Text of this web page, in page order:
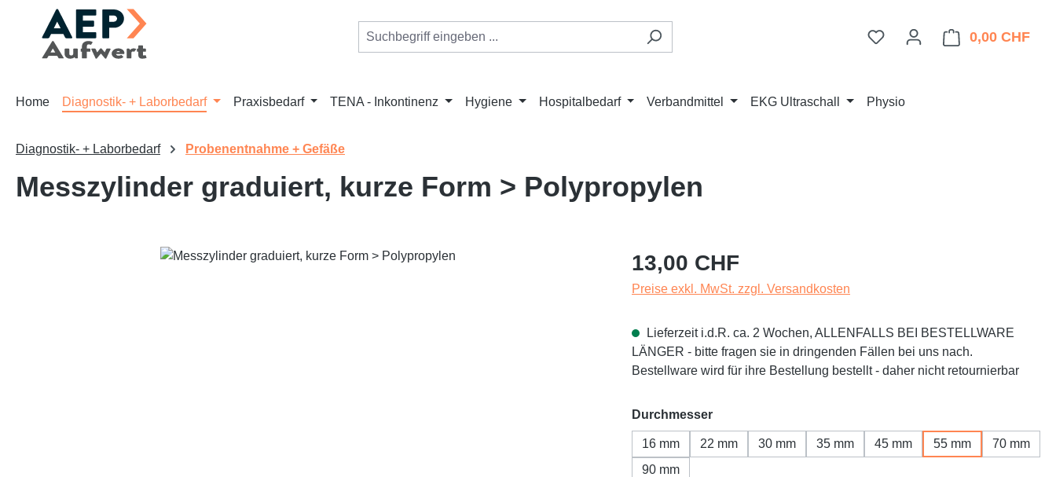
Hauptinhalt springen
Zur Suche springen
Zur Hauptnavigation springen
Du hast 0 Produkte auf dem
0,00 CHF
Home Diagnostik- + Laborbedarf Praxisbedarf TENA - Inkontinenz Hygiene Hospitalbedarf Verbandmittel EKG Ultraschall Physio
Diagnostik- + Laborbedarf Probenentnahme + Gefäße
Messzylinder graduiert, kurze Form > Polypropylen
Bildergalerie überspringen Regulärer Preis:
13,00 CHF
Preise exkl. MwSt. zzgl. Versandkosten
Lieferzeit i.d.R. ca. 2 Wochen, ALLENFALLS BEI BESTELLWARE
LÄNGER - bitte fragen sie in dringenden Fällen bei uns nach.
Bestellware wird für ihre Bestellung bestellt - daher nicht retournierbar
Durchmesserauswählen
16 mm 22 mm 30 mm 35 mm 45 mm 55 mm
70 mm
90 mm